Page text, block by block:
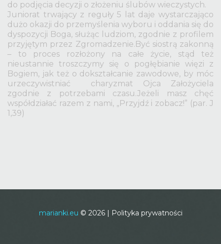
do podjęcia decyzji o złożeniu ślubów wieczystych.
Juniorat trwający z reguły 5 lat daje wystarczająco
dużo okazji do przemyślenia wyboru i oddania się do
dyspozycji Boga, służąc ludziom, zgodnie z profilem
przyjętym przez Zgromadzenie.Być siostrą zakonną
– to proces rozłożony na całe życie, stąd też
nieustannie troszczymy się o pogłębianie więzi z
Bogiem, jak też o dokształcanie zawodowe, by móc
urzeczywistniać charyzmat Ojca Założyciela
zgodnie z potrzebami czasu.Jeżeli masz chęć
współdziałać razem z nami, „Przyjdź i zobacz!” (par. J
1,39)
marianki.eu © 2026 Polityka prywatności